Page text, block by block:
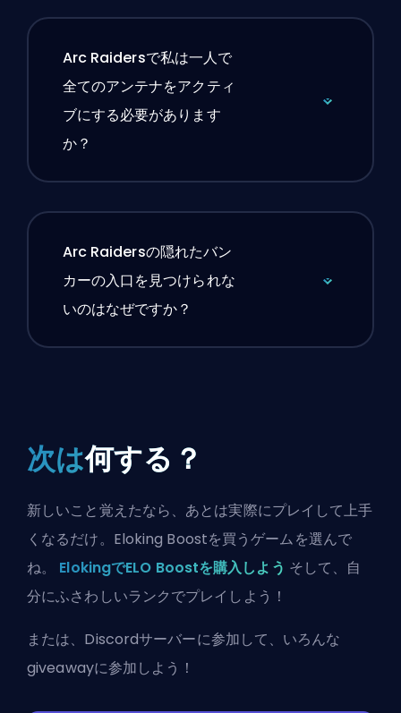
Arc Raidersで私は一人で
全てのアンテナをアクティ
ブにする必要があります
か？
Arc Raidersの隠れたバン
カーの入口を見つけられな
いのはなぜですか？
次は何する？
新しいこと覚えたなら、あとは実際にプレイして上手
くなるだけ。Eloking Boostを買うゲームを選んで
ね。 ElokingでELO Boostを購入しよう そして、自
分にふさわしいランクでプレイしよう！
または、 Discordサーバーに参加して、いろんな
giveawayに参加しよう！